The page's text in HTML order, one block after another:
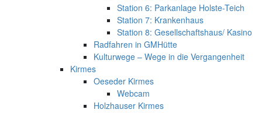
Station 6: Parkanlage Holste-Teich
Station 7: Krankenhaus
Station 8: Gesellschaftshaus/ Kasino
Radfahren in GMHütte
Kulturwege – Wege in die Vergangenheit
Kirmes
Oeseder Kirmes
Webcam
Holzhauser Kirmes